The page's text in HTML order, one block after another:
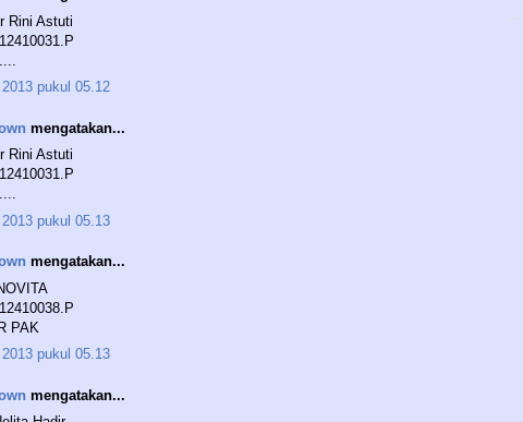
Rini Astuti
pukul 05.12
mengatakan...
Rini Astuti
pukul 05.13
mengatakan...
PAK
pukul 05.13
mengatakan...